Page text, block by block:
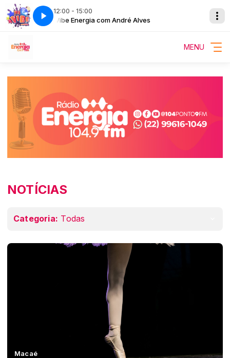
12:00 - 15:00
Na Vibe Energia com André Alves Na Vibe
MENU
NOTÍCIAS
Categoria: Todas
Macaé